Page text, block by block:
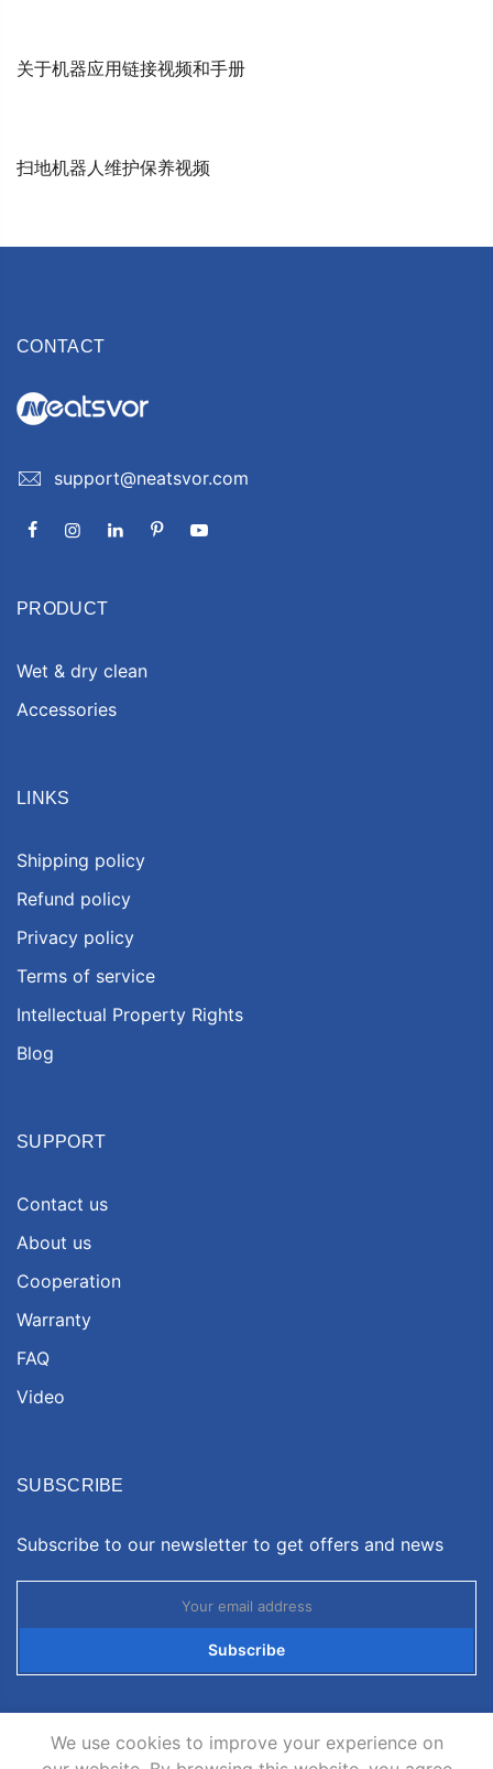
关于机器应用链接视频和手册
扫地机器人维护保养视频
CONTACT
support@neatsvor.com
PRODUCT
Wet & dry clean
Accessories
LINKS
Shipping policy
Refund policy
Privacy policy
Terms of service
Intellectual Property Rights
Blog
SUPPORT
Contact us
About us
Cooperation
Warranty
FAQ
Video
SUBSCRIBE
Subscribe to our newsletter to get offers and news
Subscribe
We use cookies to improve your experience on